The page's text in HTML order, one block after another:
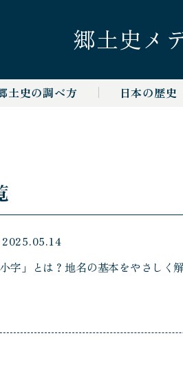
郷土史メ
土史の調べ方 日本の歴史
2025.05.14
字」とは？地名の基本をやさしく